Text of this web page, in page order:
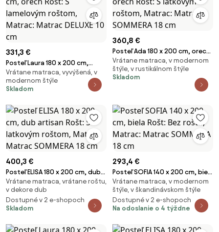
331,3 €
Posteľ Laura 180 x 200 cm,
orech Rošt: S lamelovým
roštom, Matrac: Matrac DELUXE
10 cm
Vrátane matraca, vyvýšená, v
modernom štýle
Skladom
360,8 €
Posteľ Ada 180 x 200 cm, orech
Rošt: S latkovým roštom,
Matrac: Matrac SOMMERA 18
cm
Vrátane matraca, v modernom
štýle, v rustikálnom štýle
Skladom
400,3 €
Posteľ ELISA 180 x 200 cm, dub
artisan Rošt: S latkovým
roštom, Matrac: Matrac
SOMMERA 18 cm
Vrátane matraca, vrátane roštu,
v dekore dub
Dostupné v 2 e-shopoch
Skladom
293,4 €
Posteľ SOFIA 140 x 200 cm, biela
Rošt: Bez roštu, Matrac:
Matrac SOMMERA 18 cm
Vrátane matraca, v modernom
štýle, v škandinávskom štýle
Dostupné v 2 e-shopoch
Na odoslanie o 4 týždne